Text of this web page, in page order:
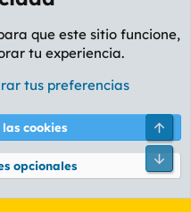
Política de privacidad Ayuda
XenForo Ltd.
que este sitio funcione,
tu experiencia.
tus preferencias
cookies
opcionales
Pie